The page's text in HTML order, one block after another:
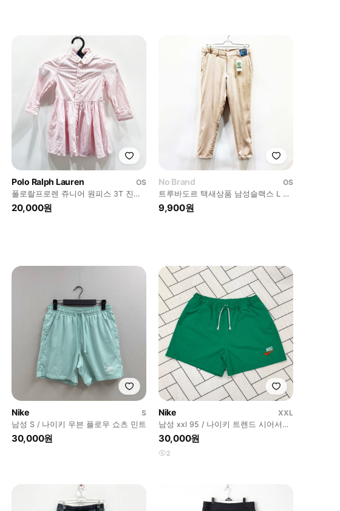
Polo Ralph Lauren
OS
폴로랄프로렌 쥬니어 원피스 3T 진스
센스
20,000원
No Brand
OS
트루바도르 택새상품 남성슬랙스 L 진
스센스
9,900원
Nike
S
남성 S / 나이키 우븐 플로우 쇼츠 민트
30,000원
Nike
XXL
남성 xxl 95 / 나이키 트렌드 시어서커
우븐 반바지 그린
30,000원
2